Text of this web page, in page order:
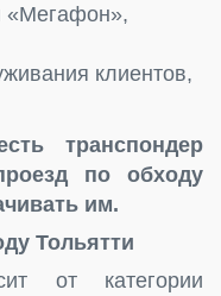
«Мегафон»,
клиентов,
транспондер
по обходу
им.
Тольятти
от категории